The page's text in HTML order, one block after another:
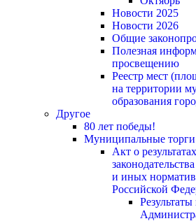
Новости 2025
Новости 2026
Общие
Полезная
просвещению
Реестр мест
на территории
образования
Другое
80 лет победы!
Муниципальные торги
Акт о
и иных
Российской